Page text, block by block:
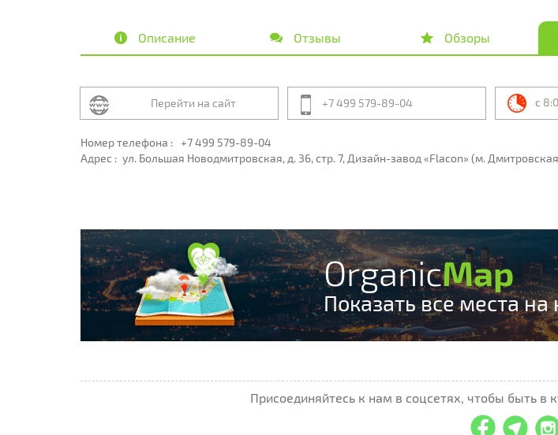
Описание Отзывы Обзоры
Перейти на сайт +7 499 579-89-04 с
Номер телефона : +7 499 579-89-04
Адрес : ул. Большая Новодмитровская, д. 36, стр. 7, Дизайн-завод «Flacon» (м.
OrganicMap
Показать все места на
Присоединяйтесь к нам в соцсетях, чтобы быть в